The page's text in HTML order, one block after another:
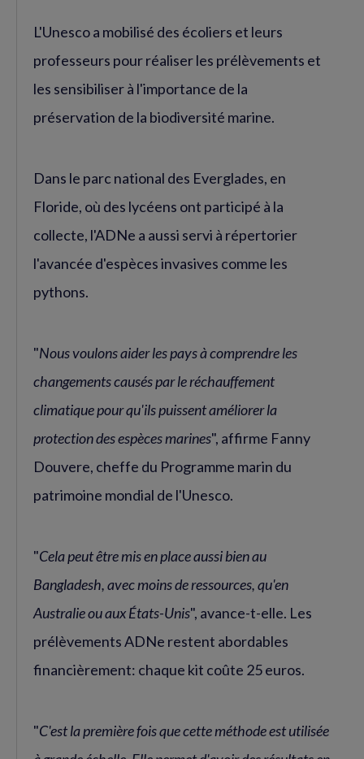
L'Unesco a mobilisé des écoliers et leurs
professeurs pour réaliser les prélèvements et
les sensibiliser à l'importance de la
préservation de la biodiversité marine.
Dans le parc national des Everglades, en
Floride, où des lycéens ont participé à la
collecte, l'ADNe a aussi servi à répertorier
l'avancée d'espèces invasives comme les
pythons.
"Nous voulons aider les pays à comprendre les
changements causés par le réchauffement
climatique pour qu'ils puissent améliorer la
protection des espèces marines", affirme Fanny
Douvere, cheffe du Programme marin du
patrimoine mondial de l'Unesco.
"Cela peut être mis en place aussi bien au
Bangladesh, avec moins de ressources, qu'en
Australie ou aux États-Unis", avance-t-elle. Les
prélèvements ADNe restent abordables
financièrement: chaque kit coûte 25 euros.
"C'est la première fois que cette méthode est utilisée